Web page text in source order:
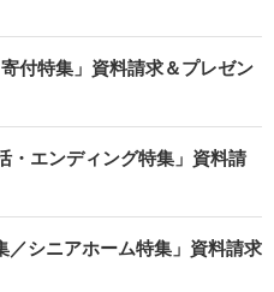
付特集」資料請求＆プレゼン
・エンディング特集」資料請
／シニアホーム特集」資料請求